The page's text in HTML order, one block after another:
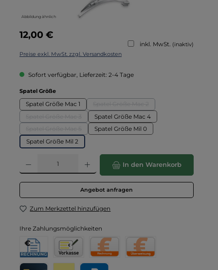
Abbildung ähnlich
Regulärer Preis:
12,00 €
inkl. MwSt. (inaktiv)
Preise exkl. MwSt. zzgl. Versandkosten
Sofort verfügbar, Lieferzeit: 2-4 Tage
Spatel Größeauswählen
Spatel Größe Mac 1
(Diese Option ist zurzeit nicht
(Diese Option ist zurzeit nicht verfügbar.)
Spatel Größe Mac 4
(Diese Option ist zurzeit nicht verfügbar.)
Spatel Größe Mil 0
Spatel Größe Mil 2
Produkt Anzahl: Gib den gewünschten Wert ein oder benutze die
In den Warenkorb
Angebot anfragen
Zum Merkzettel hinzufügen
Ihre Zahlungsmöglichkeiten
Rechnung
Rechnung für Behörden
Vorkasse